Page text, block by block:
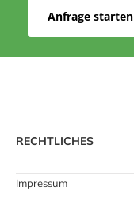
Anfrage starten
RECHTLICHES
Impressum